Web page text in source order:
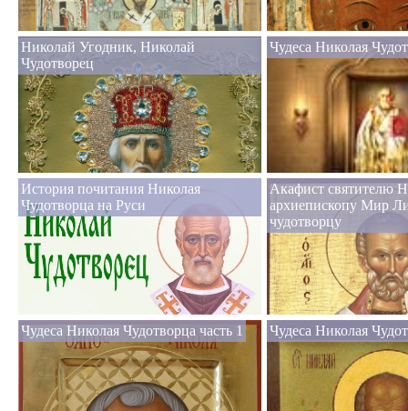
Николай Угодник, Николай
Чудотворец
Чудеса Николая
История почитания Николая
Чудотворца на Руси
Акафист святителю
архиепископу Мир
чудотворцу
Чудеса Николая Чудотворца часть 1 Чудеса Николая